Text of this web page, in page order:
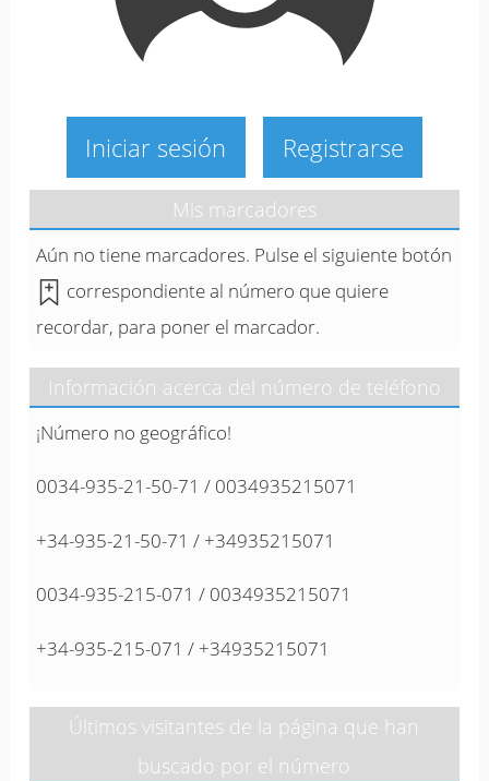
Iniciar sesión Registrarse
Mis marcadores
Aún no tiene marcadores. Pulse el siguiente botón
correspondiente al número que quiere
recordar, para poner el marcador.
Información acerca del número de teléfono
¡Número no geográfico!
0034-935-21-50-71 / 0034935215071
+34-935-21-50-71 / +34935215071
0034-935-215-071 / 0034935215071
+34-935-215-071 / +34935215071
Últimos visitantes de la página que han
buscado por el número